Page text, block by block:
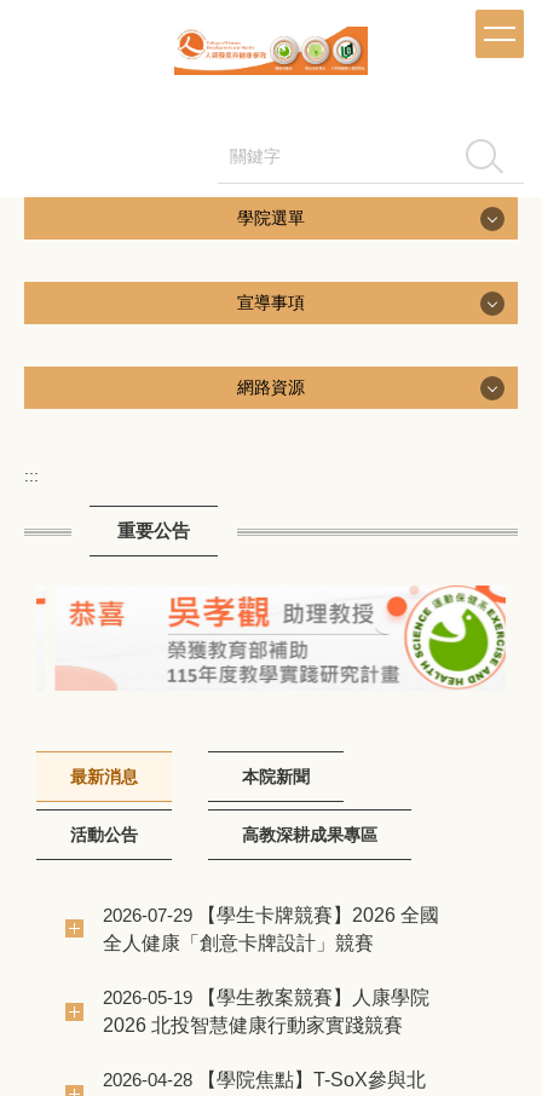
搜尋
學院選單
學院選單
設備資源
課程介紹
學院計畫
教師升等專區
宣導事項
宣導事項
網路資源
北護圖書館
新進學生專區
在校學生專區
博碩士論文知識系統
:::
重要公告
最新消息 本院新聞
活動公告 高教深耕成果專區
2026-07-29
【學生卡牌競賽】2026 全國
全人健康「創意卡牌設計」競賽
2026-05-19
【學生教案競賽】人康學院
2026 北投智慧健康行動家實踐競賽
2026-04-28
【學院焦點】T-SoX參與北